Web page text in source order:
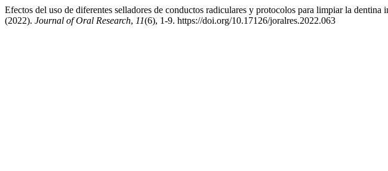
Efectos del uso de diferentes selladores de conductos radiculares y protocolos para limpiar la
(2022). Journal of Oral Research, 11(6), 1-9. https://doi.org/10.17126/joralres.2022.063